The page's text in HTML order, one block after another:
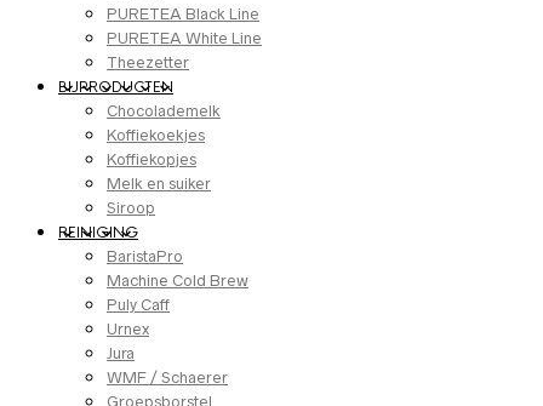
PURETEA Black Line
PURETEA White Line
Theezetter
BIJPRODUCTEN
Chocolademelk
Koffiekoekjes
Koffiekopjes
Melk en suiker
Siroop
REINIGING
BaristaPro
Machine Cold Brew
Puly Caff
Urnex
Jura
WMF / Schaerer
Groepsborstel